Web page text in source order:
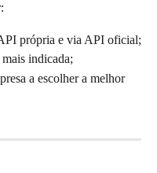
própria e via API oficial;
indicada;
a escolher a melhor